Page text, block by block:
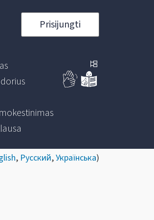
Prisijungti
, Русский,Українська)